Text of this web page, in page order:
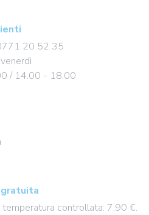
20 52 35
/ 14.00 - 18.00
gratuita
temperatura controllata: 7,90 €.